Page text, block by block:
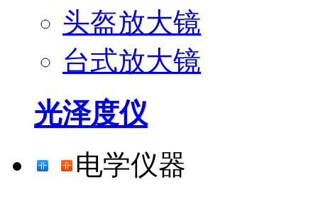
头盔放大镜
台式放大镜
光泽度仪
电学仪器